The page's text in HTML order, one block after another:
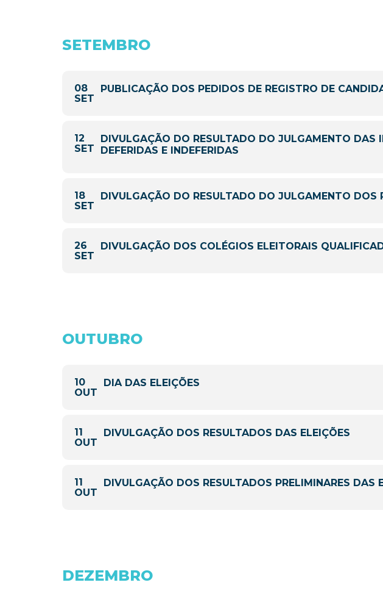
SETEMBRO
08
SET
PUBLICAÇÃO DOS PEDIDOS DE REGISTRO DE
12
SET
DIVULGAÇÃO DO RESULTADO DO JULGAMENTO DAS
DEFERIDAS E INDEFERIDAS
18
SET
DIVULGAÇÃO DO RESULTADO DO JULGAMENTO DOS
26
SET
DIVULGAÇÃO DOS COLÉGIOS ELEITORAIS
OUTUBRO
10
OUT
DIA DAS ELEIÇÕES
11
OUT
DIVULGAÇÃO DOS RESULTADOS DAS ELEIÇÕES
11
OUT
DIVULGAÇÃO DOS RESULTADOS PRELIMINARES DAS
DEZEMBRO